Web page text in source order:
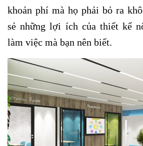
khoản phí mà họ phải bỏ ra
sẻ những lợi ích của thiết kế
làm việc mà bạn nên biết.